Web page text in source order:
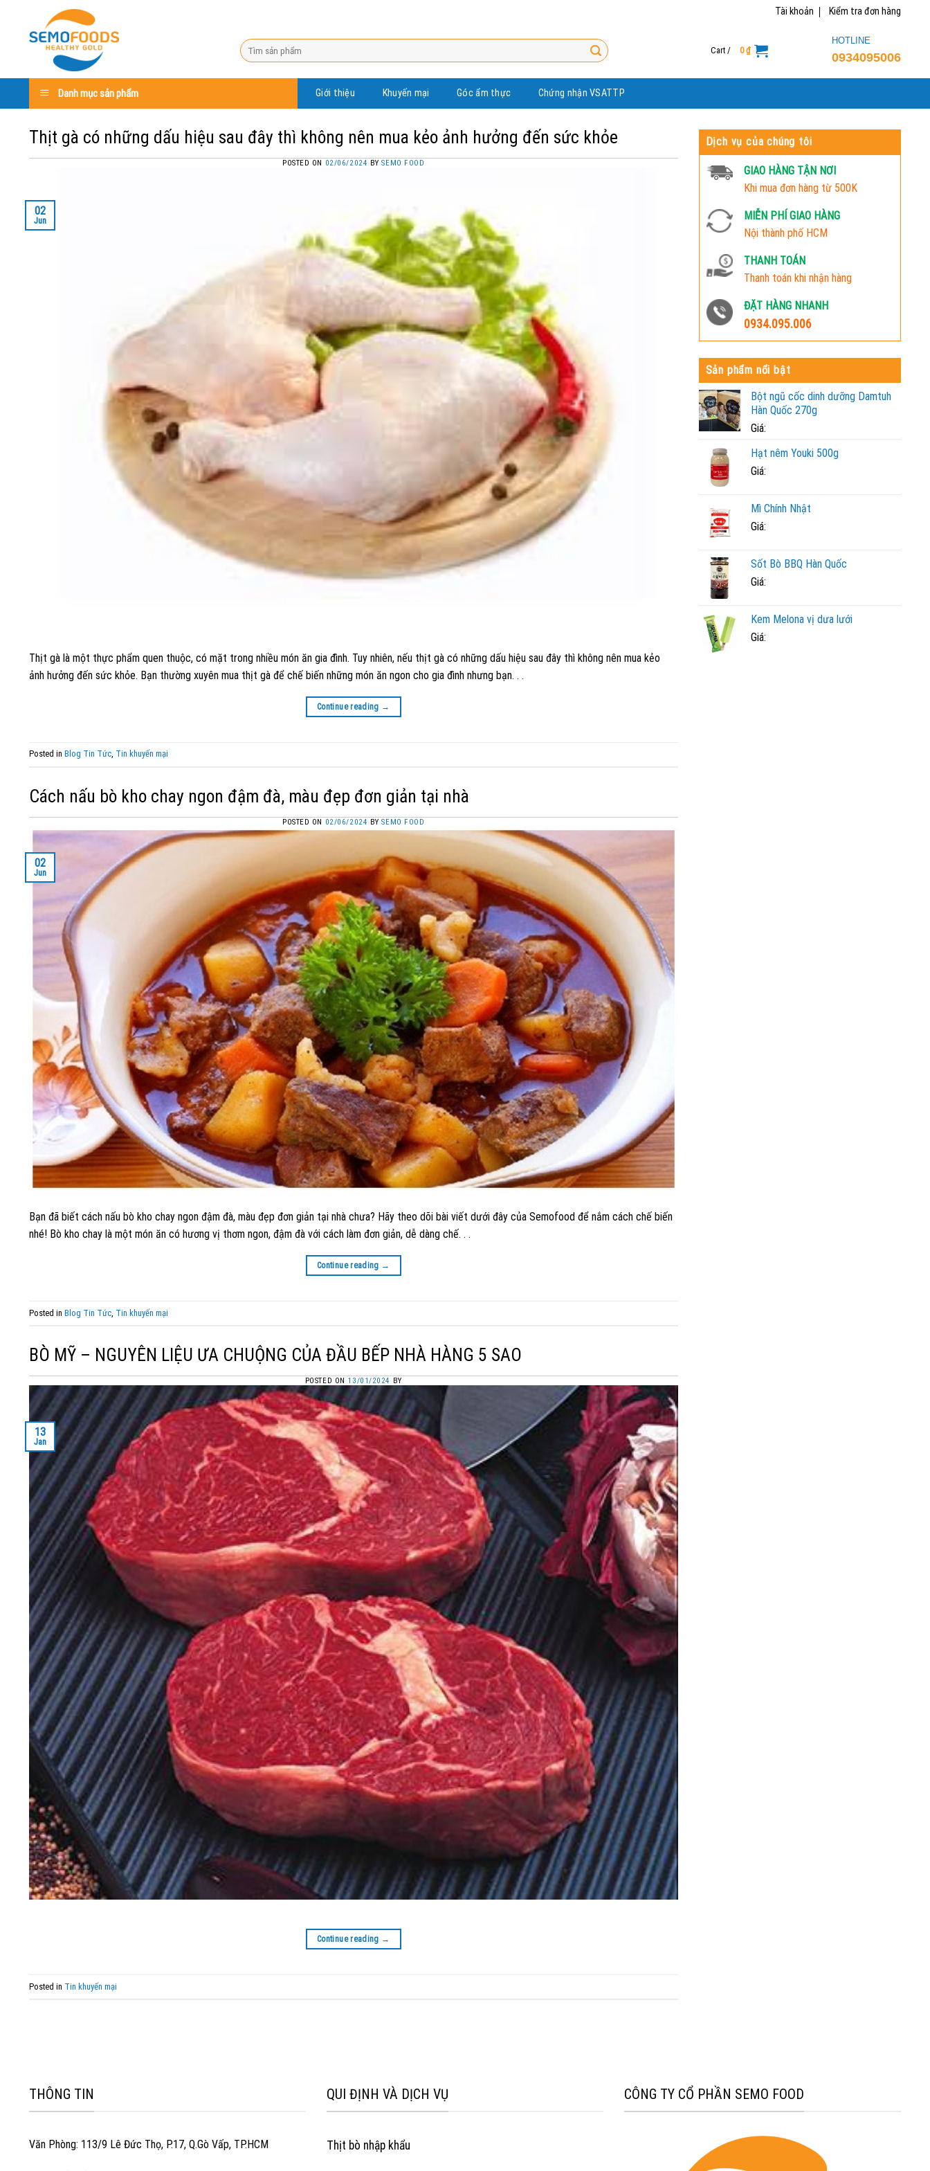
content
Tài khoản Kiểm tra đơn hàng
Search
for:
Cart / 0₫
HOTLINE
0934095006
Danh mục sản phẩm Giới thiệu Khuyến mại Góc ẩm thực Chứng nhận VSATTP
Thịt gà có những dấu hiệu sau đây thì không nên mua kẻo ảnh hưởng đến sức khỏe
POSTED ON 02/06/2024 BYSEMO FOOD
02
Jun
Thịt gà là một thực phẩm quen thuộc, có mặt trong nhiều món ăn gia đình. Tuy nhiên, nếu thịt gà có những dấu hiệu sau đây thì không nên mua kẻo
ảnh hưởng đến sức khỏe. Bạn thường xuyên mua thịt gà để chế biến những món ăn ngon cho gia đình nhưng bạn. . .
Continue reading →
Posted in Blog Tin Tức, Tin khuyến mại
Cách nấu bò kho chay ngon đậm đà, màu đẹp đơn giản tại nhà
POSTED ON 02/06/2024 BYSEMO FOOD
02
Jun
Bạn đã biết cách nấu bò kho chay ngon đậm đà, màu đẹp đơn giản tại nhà chưa? Hãy theo dõi bài viết dưới đây của Semofood để nắm cách chế biến
nhé! Bò kho chay là một món ăn có hương vị thơm ngon, đậm đà với cách làm đơn giản, dễ dàng chế. . .
Continue reading →
Posted in Blog Tin Tức Tin khuyến mại
BÒ MỸ – NGUYÊN LIỆU ƯA CHUỘNG CỦA ĐẦU BẾP NHÀ HÀNG 5 SAO
POSTED ON 13/01/2024 BY
13
Jan
Continue reading →
Posted in Tin khuyến mại
Dịch vụ của chúng tôi
GIAO HÀNG TẬN NƠI
Khi mua đơn hàng từ 500K
MIỄN PHÍ GIAO HÀNG
Nội thành phố HCM
THANH TOÁN
Thanh toán khi nhận hàng
ĐẶT HÀNG NHANH
0934.095.006
Sản phẩm nổi bật
Bột ngũ cốc dinh dưỡng Damtuh
Hàn Quốc 270g
Giá:
Hạt nêm Youki 500g
Giá:
Mì Chính Nhật
Giá:
Sốt Bò BBQ Hàn Quốc
Giá:
Kem Melona vị dưa lưới
Giá:
THÔNG TIN
Văn Phòng: 113/9 Lê Đức Thọ, P.17, Q.Gò Vấp, TP.HCM
QUI ĐỊNH VÀ DỊCH VỤ
Thịt bò nhập khẩu
CÔNG TY CỔ PHẦN SEMO FOOD